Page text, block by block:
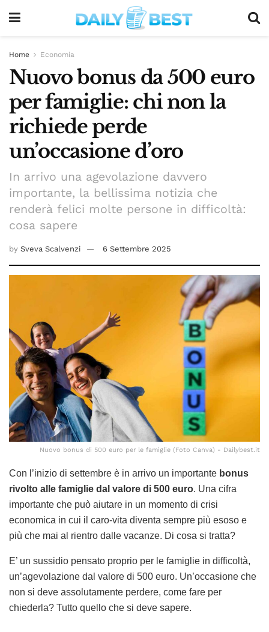
Home Economia
Nuovo bonus da 500 euro
per famiglie: chi non la
richiede perde
un’occasione d’oro
In arrivo una agevolazione davvero
importante, la bellissima notizia che
renderà felici molte persone in difficoltà:
cosa sapere
by Sveva Scalvenzi 6 Settembre 2025
Nuovo bonus di 500 euro per le famiglie (Foto Canva) - Dailybest.it
Con l’inizio di settembre è in arrivo un importante bonus
rivolto alle famiglie dal valore di 500 euro. Una cifra
importante che può aiutare in un momento di crisi
economica in cui il caro-vita diventa sempre più esoso e
più che mai al rientro dalle vacanze. Di cosa si tratta?
E’ un sussidio pensato proprio per le famiglie in difficoltà,
un’agevolazione dal valore di 500 euro. Un’occasione che
non si deve assolutamente perdere, come fare per
chiederla? Tutto quello che si deve sapere.